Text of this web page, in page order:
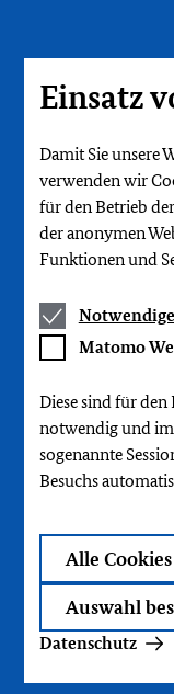
Einsatz
Damit Sie unsere
verwenden wir
für den Betrieb
der anonymen
Funktionen und
Notwendige
Cookies
Matomo
Webstatistik
Matomo
Diese sind für den
notwendig und
sogenannte
Besuchs
Alle
Auswahl
Datenschutz